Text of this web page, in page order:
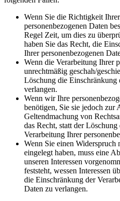
Wenn Sie die Richtigkeit
personenbezogenen Daten
Regel Zeit, um dies zu
haben Sie das Recht, die
Ihrer personenbezogenen
Wenn die Verarbeitung Ihrer
unrechtmäßig geschah/
Löschung die Einschränkung
verlangen.
Wenn wir Ihre
benötigen, Sie sie jedoch zur
Geltendmachung von
das Recht, statt der
Verarbeitung Ihrer
Wenn Sie einen
eingelegt haben, muss eine
unseren Interessen
feststeht, wessen Interessen
die Einschränkung der
Daten zu verlangen.